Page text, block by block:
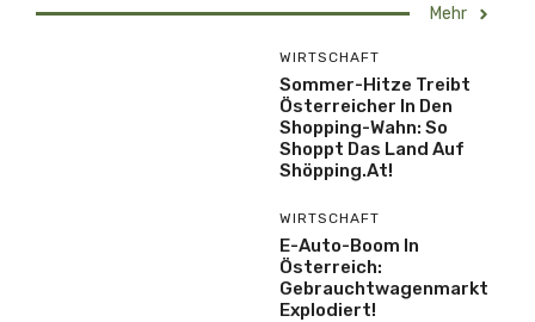
Mehr
WIRTSCHAFT
Sommer-Hitze Treibt
Österreicher In Den
Shopping-Wahn: So
Shoppt Das Land Auf
Shöpping.at!
WIRTSCHAFT
E-Auto-Boom In
Österreich:
Gebrauchtwagenmarkt
Explodiert!